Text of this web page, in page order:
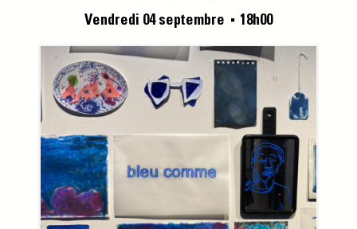
Vendredi 04 septembre ■ 18h00